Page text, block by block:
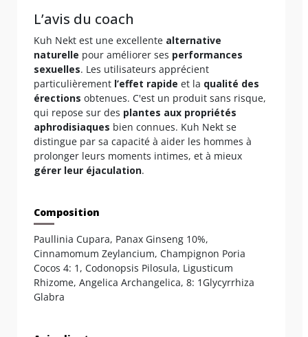
L’avis du coach
Kuh Nekt est une excellente alternative
naturelle pour améliorer ses performances
sexuelles. Les utilisateurs apprécient
particulièrement l’effet rapide et la qualité des
érections obtenues. C'est un produit sans risque,
qui repose sur des plantes aux propriétés
aphrodisiaques bien connues. Kuh Nekt se
distingue par sa capacité à aider les hommes à
prolonger leurs moments intimes, et à mieux
gérer leur éjaculation.
Composition
Paullinia Cupara, Panax Ginseng 10%,
Cinnamomum Zeylancium, Champignon Poria
Cocos 4: 1, Codonopsis Pilosula, Ligusticum
Rhizome, Angelica Archangelica, 8: 1Glycyrrhiza
Glabra